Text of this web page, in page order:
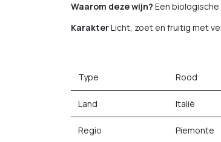
Waarom deze wijn? Een
KarakterLicht, zoet en fruitig met
Type Rood
Land Italië
Regio Piemonte